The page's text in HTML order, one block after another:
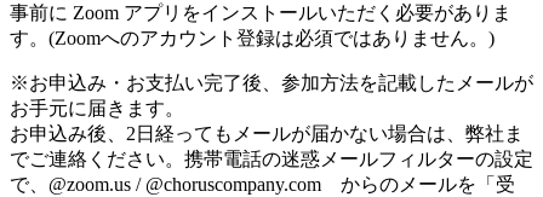
事前に Zoom アプリをインストールいただく必要がありま
す。(Zoomへのアカウント登録は必須ではありません。)
※お申込み・お支払い完了後、参加方法を記載したメールが
お手元に届きます。
お申込み後、2日経ってもメールが届かない場合は、弊社ま
でご連絡ください。携帯電話の迷惑メールフィルターの設定
で、@zoom.us / @choruscompany.com からのメールを「受